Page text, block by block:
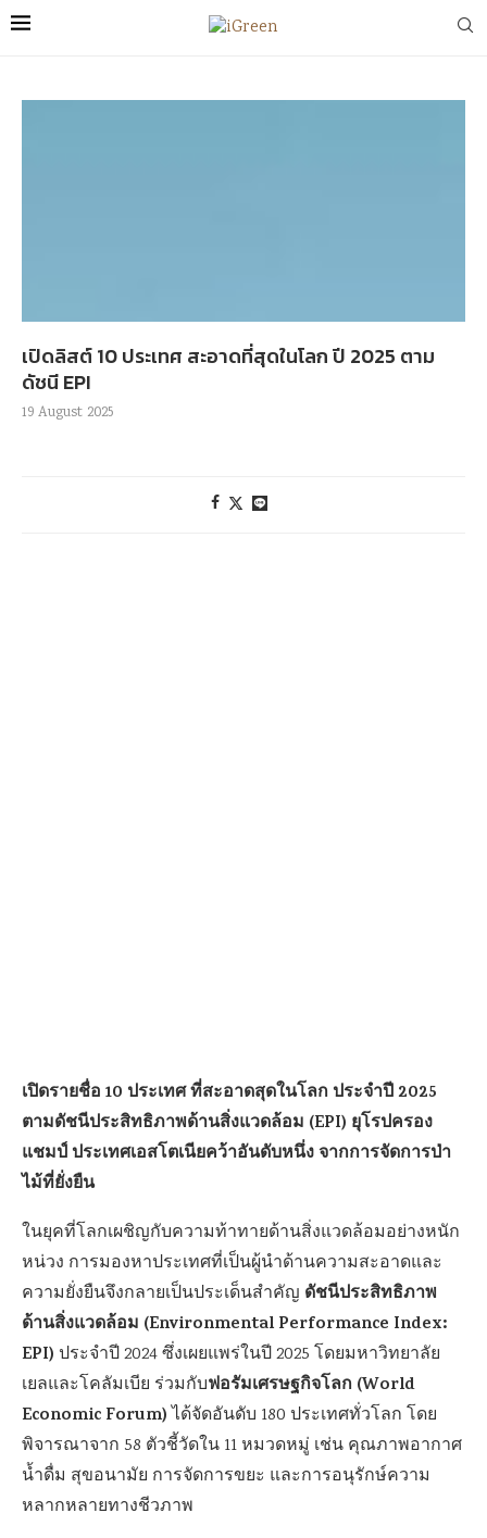
เปิดลิสต์ 10 ประเทศ สะอาดที่สุดในโลก ปี 2025 ตาม
ดัชนี EPI
19 August 2025
เปิดรายชื่อ 10 ประเทศ ที่สะอาดสุดในโลก ประจำปี 2025
ตามดัชนีประสิทธิภาพด้านสิ่งแวดล้อม (EPI) ยุโรปครอง
แชมป์ ประเทศเอสโตเนียคว้าอันดับหนึ่ง จากการจัดการป่า
ไม้ที่ยั่งยืน
ในยุคที่โลกเผชิญกับความท้าทายด้านสิ่งแวดล้อมอย่างหนัก
หน่วง การมองหาประเทศที่เป็นผู้นำด้านความสะอาดและ
ความยั่งยืนจึงกลายเป็นประเด็นสำคัญ ดัชนีประสิทธิภาพ
ด้านสิ่งแวดล้อม (Environmental Performance Index:
EPI) ประจำปี 2024 ซึ่งเผยแพร่ในปี 2025 โดยมหาวิทยาลัย
เยลและโคลัมเบีย ร่วมกับฟอรัมเศรษฐกิจโลก (World
Economic Forum)ได้จัดอันดับ 180 ประเทศทั่วโลก โดย
พิจารณาจาก 58 ตัวชี้วัดใน 11 หมวดหมู่ เช่น คุณภาพอากาศ
น้ำดื่ม สุขอนามัย การจัดการขยะ และการอนุรักษ์ความ
หลากหลายทางชีวภาพ